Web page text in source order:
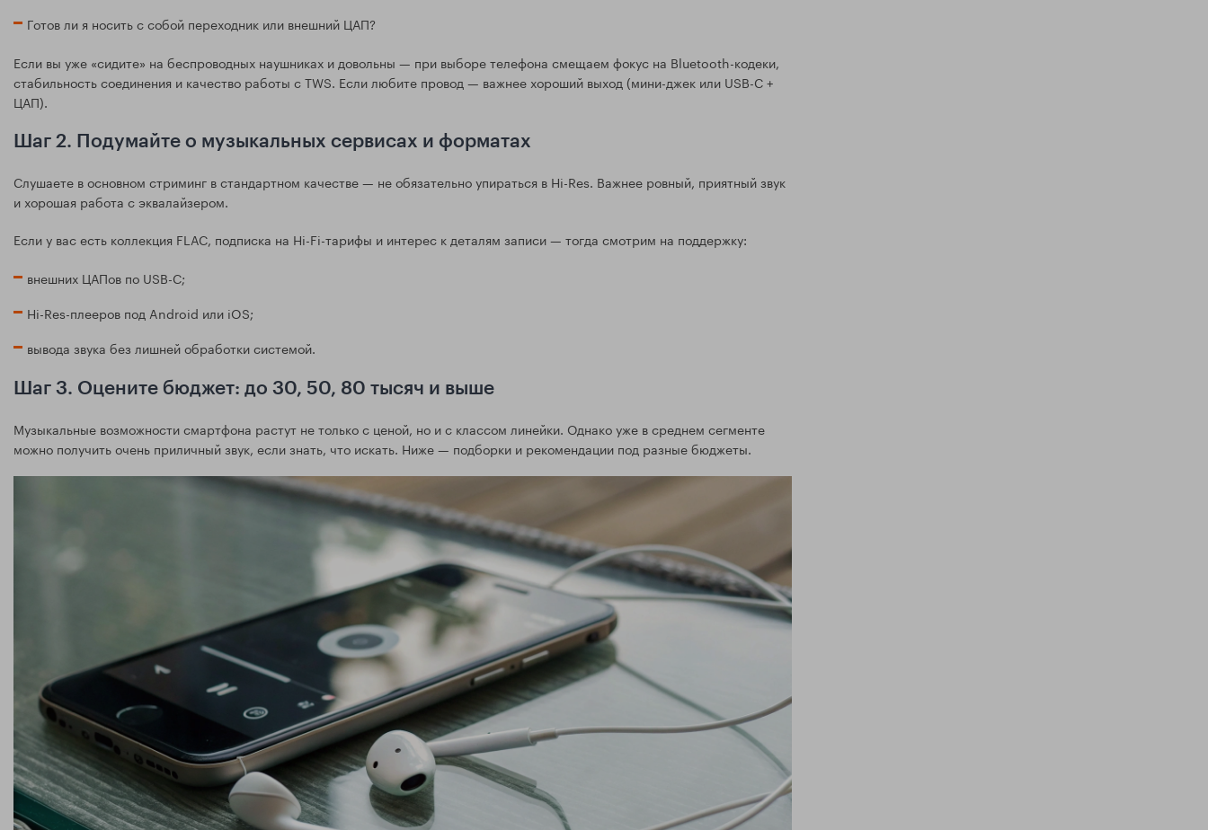
Готов ли я носить с собой переходник или внешний ЦАП?
Если вы уже «сидите» на беспроводных наушниках и довольны — при выборе телефона смещаем фокус на Bluetooth-кодеки,
стабильность соединения и качество работы с TWS. Если любите провод — важнее хороший выход (мини-джек или USB-C +
ЦАП).
Шаг 2. Подумайте о музыкальных сервисах и форматах
Слушаете в основном стриминг в стандартном качестве — не обязательно упираться в Hi-Res. Важнее ровный, приятный звук
и хорошая работа с эквалайзером.
Если у вас есть коллекция FLAC, подписка на Hi-Fi-тарифы и интерес к деталям записи — тогда смотрим на поддержку:
внешних ЦАПов по USB-C;
Hi-Res-плееров под Android или iOS;
вывода звука без лишней обработки системой.
Шаг 3. Оцените бюджет: до 30, 50, 80 тысяч и выше
Музыкальные возможности смартфона растут не только с ценой, но и с классом линейки. Однако уже в среднем сегменте
можно получить очень приличный звук, если знать, что искать. Ниже — подборки и рекомендации под разные бюджеты.